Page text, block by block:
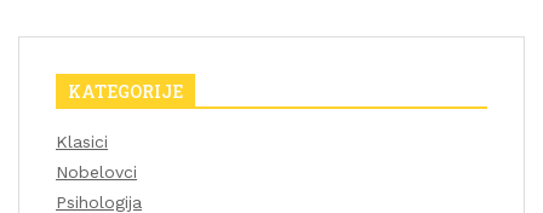
KATEGORIJE
Klasici
Nobelovci
Psihologija